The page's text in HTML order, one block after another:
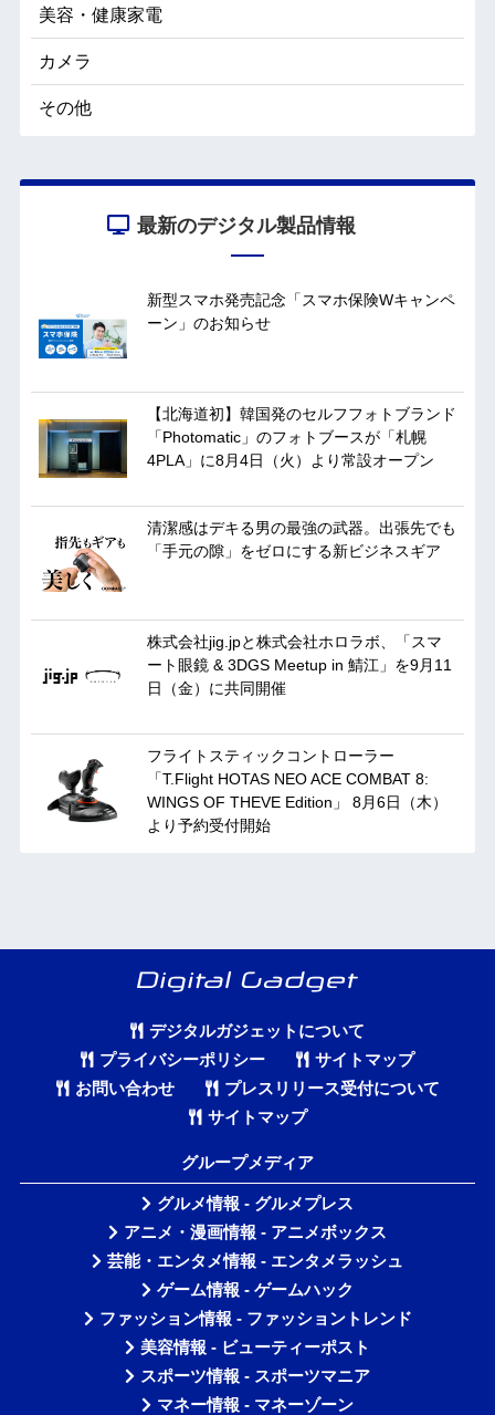
美容・健康家電
カメラ
その他
最新のデジタル製品情報
新型スマホ発売記念「スマホ保険Wキャンペ
ーン」のお知らせ
【北海道初】韓国発のセルフフォトブランド
「Photomatic」のフォトブースが「札幌
4PLA」に8月4日（火）より常設オープン
清潔感はデキる男の最強の武器。出張先でも
「手元の隙」をゼロにする新ビジネスギア
株式会社jig.jpと株式会社ホロラボ、「スマ
ート眼鏡 & 3DGS Meetup in 鯖江」を9月11
日（金）に共同開催
フライトスティックコントローラー
「T.Flight HOTAS NEO ACE COMBAT 8:
WINGS OF THEVE Edition」 8月6日（木）
より予約受付開始
デジタルガジェットについて
プライバシーポリシー
サイトマップ
お問い合わせ
プレスリリース受付について
サイトマップ
グループメディア
グルメ情報 - グルメプレス
アニメ・漫画情報 - アニメボックス
芸能・エンタメ情報 - エンタメラッシュ
ゲーム情報 - ゲームハック
ファッション情報 - ファッショントレンド
美容情報 - ビューティーポスト
スポーツ情報 - スポーツマニア
マネー情報 - マネーゾーン